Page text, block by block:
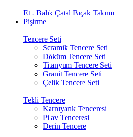
Et - Balık Çatal Bıçak Takımı
Pişirme
Tencere Seti
Seramik Tencere Seti
Döküm Tencere Seti
Titanyum Tencere Seti
Granit Tencere Seti
Çelik Tencere Seti
Tekli Tencere
Karnıyarık Tenceresi
Pilav Tenceresi
Derin Tencere